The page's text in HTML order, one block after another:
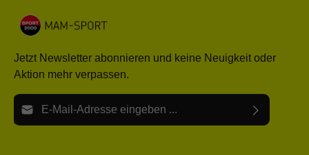
Jetzt Newsletter abonnieren und keine Neuigkeit oder
Aktion mehr verpassen.
E-Mail-Adresse*